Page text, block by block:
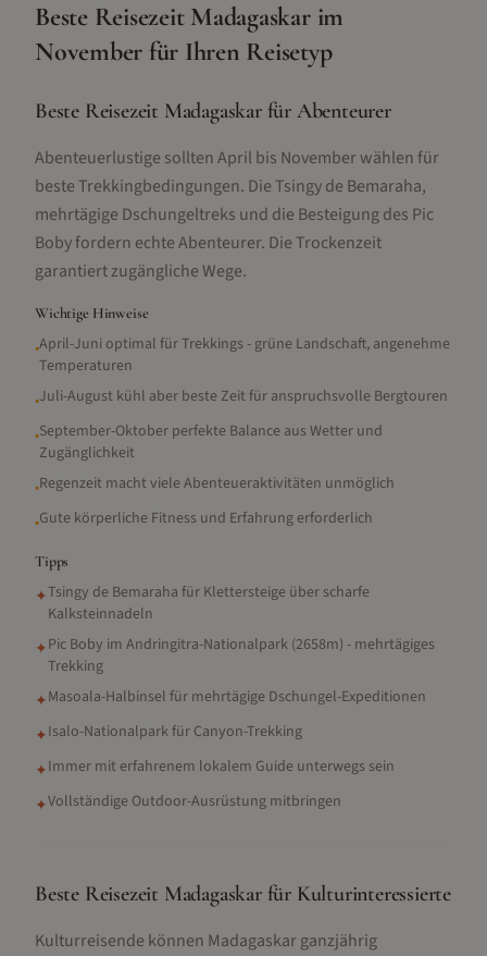
Beste Reisezeit Madagaskarim
November für Ihren Reisetyp
Beste Reisezeit Madagaskar für Abenteurer
Abenteuerlustige sollten April bis November wählen für
beste Trekkingbedingungen. Die Tsingy de Bemaraha,
mehrtägige Dschungeltreks und die Besteigung des Pic
Boby fordern echte Abenteurer. Die Trockenzeit
garantiert zugängliche Wege.
Wichtige Hinweise
•April-Juni optimal für Trekkings - grüne Landschaft, angenehme
Temperaturen
•Juli-August kühl aber beste Zeit für anspruchsvolle Bergtouren
•September-Oktober perfekte Balance aus Wetter und
Zugänglichkeit
•Regenzeit macht viele Abenteueraktivitäten unmöglich
•Gute körperliche Fitness und Erfahrung erforderlich
Tipps
✦Tsingy de Bemaraha für Klettersteige über scharfe
Kalksteinnadeln
✦Pic Boby im Andringitra-Nationalpark (2658m) - mehrtägiges
Trekking
✦Masoala-Halbinsel für mehrtägige Dschungel-Expeditionen
✦Isalo-Nationalpark für Canyon-Trekking
✦Immer mit erfahrenem lokalem Guide unterwegs sein
✦Vollständige Outdoor-Ausrüstung mitbringen
Beste Reisezeit Madagaskar für Kulturinteressierte
Kulturreisende können Madagaskar ganzjährig